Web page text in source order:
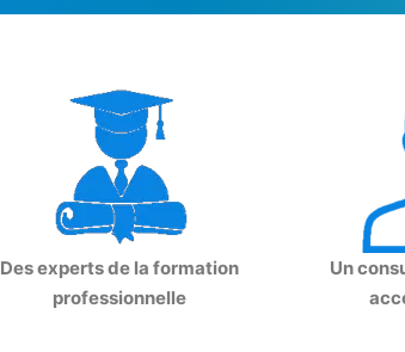
Des experts de la formation
professionnelle
Un